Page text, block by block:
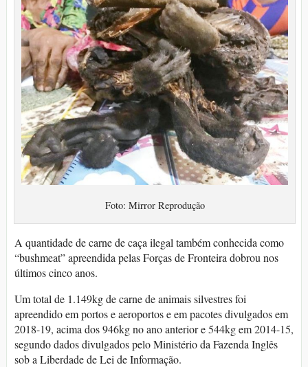
Foto: Mirror Reprodução
A quantidade de carne de caça ilegal também conhecida como
“bushmeat” apreendida pelas Forças de Fronteira dobrou nos
últimos cinco anos.
Um total de 1.149kg de carne de animais silvestres foi
apreendido em portos e aeroportos e em pacotes divulgados em
2018-19, acima dos 946kg no ano anterior e 544kg em 2014-15,
segundo dados divulgados pelo Ministério da Fazenda Inglês
sob a Liberdade de Lei de Informação.